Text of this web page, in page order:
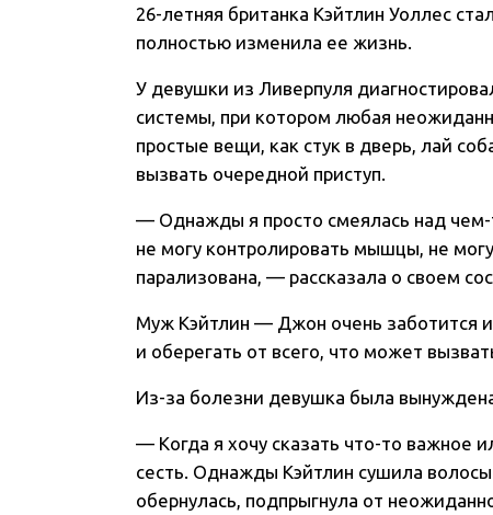
26-летняя британка Кэйтлин Уоллес
полностью изменила ее жизнь.
У девушки из Ливерпуля
системы, при котором любая
простые вещи, как стук в дверь, лай
вызвать очередной приступ.
— Однажды я просто смеялась над
не могу контролировать мышцы, не
парализована, — рассказала о своем
Муж Кэйтлин — Джон очень заботится и
и оберегать от всего, что может
Из-за болезни девушка была
— Когда я хочу сказать что-то важное
сесть. Однажды Кэйтлин сушила
обернулась, подпрыгнула от